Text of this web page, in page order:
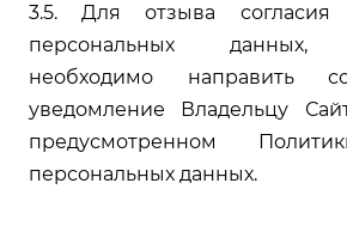
3.5. Для отзыва согласия
персональных данных,
необходимо направить
уведомление Владельцу
предусмотренном
персональных данных.